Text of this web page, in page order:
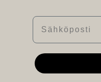
Sähköposti